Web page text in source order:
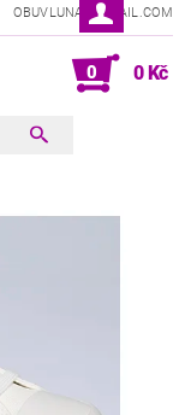
OBUVLUNA@GMAIL.COM
0 0 Kč